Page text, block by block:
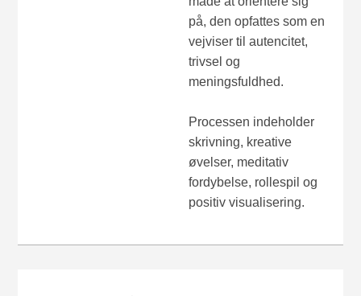
på, den opfattes som en
vejviser til autencitet,
trivsel og
meningsfuldhed.
Processen indeholder
skrivning, kreative
øvelser, meditativ
fordybelse, rollespil og
positiv visualisering.